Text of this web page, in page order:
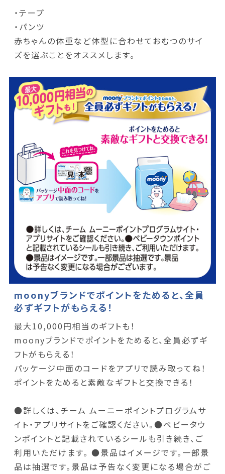
・テープ
・パンツ
赤ちゃんの体重など体型に合わせておむつのサイ
ズを選ぶことをオススメします。
moonyブランドでポイントをためると、全員
必ずギフトがもらえる！
最大10,000円相当のギフトも！
moonyブランドでポイントをためると、全員必ずギ
フトがもらえる！
パッケージ中面のコードをアプリで読み取ってね！
ポイントをためると素敵なギフトと交換できる！
●詳しくは、チーム ムーニーポイントプログラムサ
イト・アプリサイトをご確認ください。●ベビータウ
ンポイントと記載されているシールも引き続き、ご
利用いただけます。 ●景品はイメージです。一部景
品は抽選です。景品は予告なく変更になる場合がご